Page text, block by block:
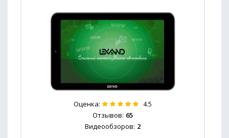
Оценка: 4.5
Отзывов: 65
Видеообзоров: 2